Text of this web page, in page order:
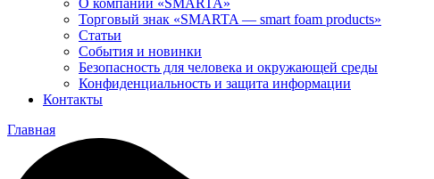
О компании «SMARTA»
Торговый знак «SMARTA — smart foam products»
Статьи
События и новинки
Безопасность для человека и окружающей среды
Конфиденциальность и защита информации
Контакты
Главная